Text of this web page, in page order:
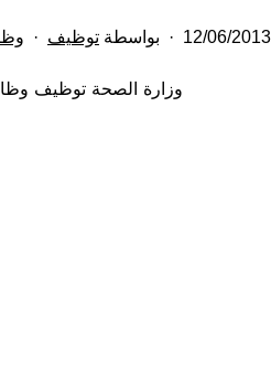
تم
في
12/06/2013 بواسطة توظيف
وزارة الصحة توظيف